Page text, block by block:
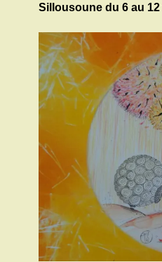
Sillousoune du 6 au